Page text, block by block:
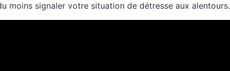
moins signaler votre situation de détresse aux alentours.